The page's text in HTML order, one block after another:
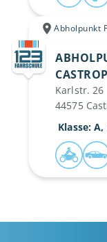
Abholpunkt
Karlstr. 26
44575
Klasse: A,